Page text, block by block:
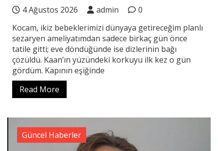
4 Ağustos 2026 admin
0
Kocam, ikiz bebeklerimizi dünyaya getireceğim planlı
sezaryen ameliyatımdan sadece birkaç gün önce
tatile gitti; eve döndüğünde ise dizlerinin bağı
çözüldü. Kaan’ın yüzündeki korkuyu ilk kez o gün
gördüm. Kapının eşiğinde
Read More
Güncel Haberler